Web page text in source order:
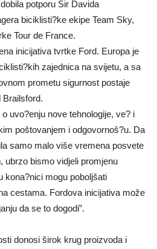
potporu Sir Davida
biciklisti?ke ekipe Team Sky,
Tour de France.
inicijativa tvrtke Ford. Europa je
zajednica na svijetu, a sa
prometu sigurnost postaje
uvo?enju nove tehnologije, ve? i
poštovanjem i odgovornoš?u. Da
samo malo više vremena posvete
ubrzo bismo vidjeli promjenu
kona?nici mogu poboljšati
cestama. Fordova inicijativa može
da se to dogodi”.
donosi širok krug proizvoda i